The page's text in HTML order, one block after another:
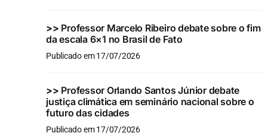
>> Professor Marcelo Ribeiro debate sobre o fim
da escala 6×1 no Brasil de Fato
Publicado em 17/07/2026
>> Professor Orlando Santos Júnior debate
justiça climática em seminário nacional sobre o
futuro das cidades
Publicado em 17/07/2026